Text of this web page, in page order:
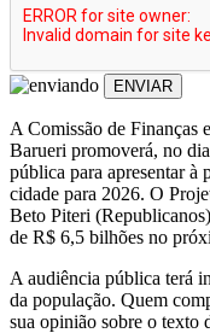
ENVIAR
A Comissão de Finanças
Barueri promoverá, no
pública para apresentar à
cidade para 2026. O
Beto Piteri
de R$ 6,5 bilhões no
A audiência pública terá
da população. Quem
sua opinião sobre o texto